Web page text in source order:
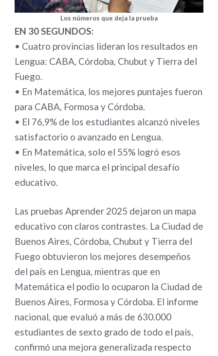
Los números que deja la prueba
EN 30 SEGUNDOS:
• Cuatro provincias lideran los resultados en
Lengua: CABA, Córdoba, Chubut y Tierra del
Fuego.
• En Matemática, los mejores puntajes fueron
para CABA, Formosa y Córdoba.
• El 76,9% de los estudiantes alcanzó niveles
satisfactorio o avanzado en Lengua.
• En Matemática, solo el 55% logró esos
niveles, lo que marca el principal desafío
educativo.
Las pruebas Aprender 2025 dejaron un mapa
educativo con claros contrastes. La Ciudad de
Buenos Aires, Córdoba, Chubut y Tierra del
Fuego obtuvieron los mejores desempeños
del país en Lengua, mientras que en
Matemática el podio lo ocuparon la Ciudad de
Buenos Aires, Formosa y Córdoba. El informe
nacional, que evaluó a más de 630.000
estudiantes de sexto grado de todo el país,
confirmó una mejora generalizada respecto